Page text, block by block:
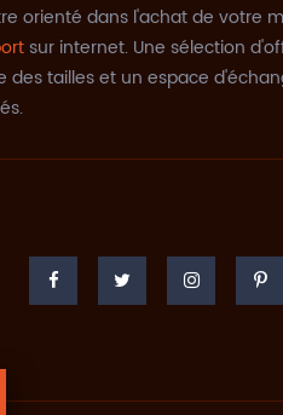
orienté dans l'achat de votre
sur internet. Une sélection
des tailles et un espace